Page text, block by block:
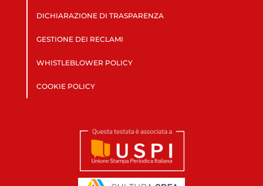
DICHIARAZIONE DI TRASPARENZA
GESTIONE DEI RECLAMI
WHISTLEBLOWER POLICY
COOKIE POLICY